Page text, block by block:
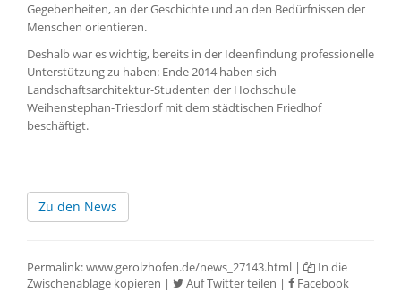
Gegebenheiten, an der Geschichte und an den Bedürfnissen der
Menschen orientieren.
Deshalb war es wichtig, bereits in der Ideenfindung professionelle
Unterstützung zu haben: Ende 2014 haben sich
Landschaftsarchitektur-Studenten der Hochschule
Weihenstephan-Triesdorf mit dem städtischen Friedhof
beschäftigt.
Zu den News
Permalink:www.gerolzhofen.de/news_27143.html |
In die
Zwischenablage kopieren | Auf Twitter teilen | Facebook